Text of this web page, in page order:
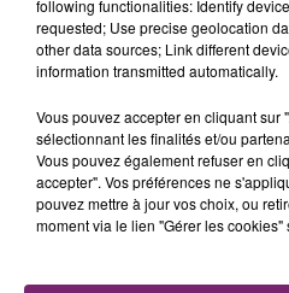
Du Lundi au Vendredi
Périodes de Travail de 8
Travail le Week-end
Offre surindeed.fr
following functionalities: Identify
requested; Use precise geolocation
other data sources; Link different
information transmitted automatically.
Vous pouvez accepter en cliquant sur
sélectionnant les finalités et/ou
Vous pouvez également refuser en
accepter". Vos préférences ne
pouvez mettre à jour vos choix, ou
moment via le lien "Gérer les